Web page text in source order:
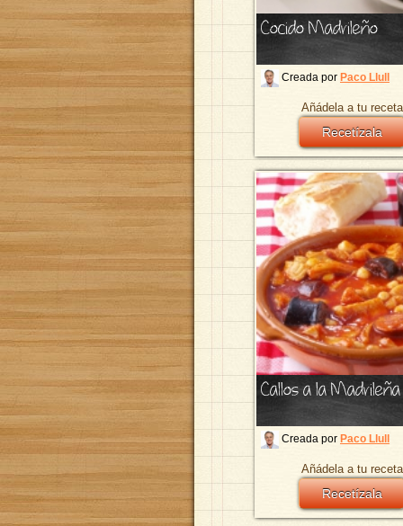
Cocido Madrileño
Creada por Paco Llull
Añádela a tu
Recetízala
Callos a la Madrileña
Creada por Paco Llull
Añádela a tu
Recetízala